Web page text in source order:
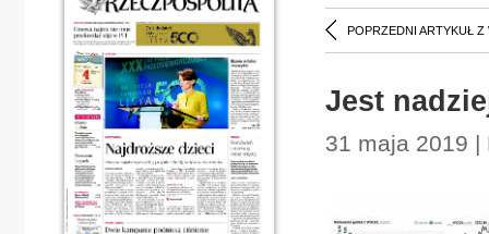
POPRZEDNI ARTYKUŁ Z
Jest
31 maja 2019 |